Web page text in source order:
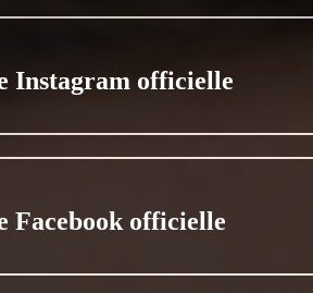
Instagram officielle
Facebook officielle